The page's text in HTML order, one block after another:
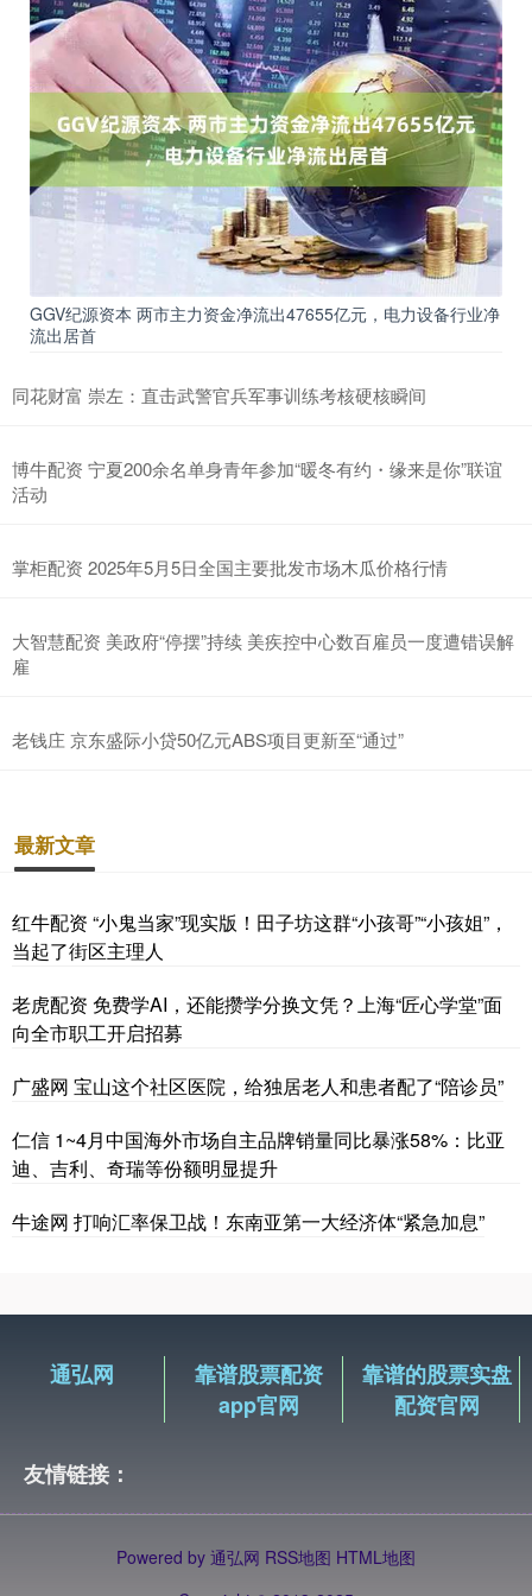
GGV纪源资本 两市主力资金净流出47655亿元，电力设备行业净
流出居首
同花财富 崇左：直击武警官兵军事训练考核硬核瞬间
博牛配资 宁夏200余名单身青年参加“暖冬有约・缘来是你”联谊
活动
掌柜配资 2025年5月5日全国主要批发市场木瓜价格行情
大智慧配资 美政府“停摆”持续 美疾控中心数百雇员一度遭错误解
雇
老钱庄 京东盛际小贷50亿元ABS项目更新至“通过”
最新文章
红牛配资 “小鬼当家”现实版！田子坊这群“小孩哥”“小孩姐”，
当起了街区主理人
老虎配资 免费学AI，还能攒学分换文凭？上海“匠心学堂”面
向全市职工开启招募
广盛网 宝山这个社区医院，给独居老人和患者配了“陪诊员”
仁信 1~4月中国海外市场自主品牌销量同比暴涨58%：比亚
迪、吉利、奇瑞等份额明显提升
牛途网 打响汇率保卫战！东南亚第一大经济体“紧急加息”
通弘网
靠谱股票配资
app官网
靠谱的股票实盘
配资官网
友情链接：
Powered by 通弘网 RSS地图 HTML地图